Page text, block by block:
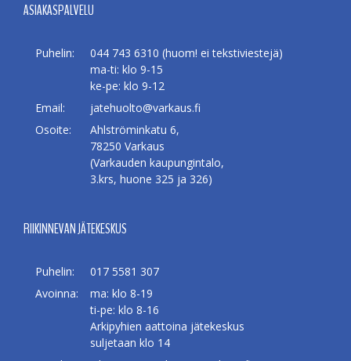
ASIAKASPALVELU
Puhelin:
044 743 6310 (huom! ei tekstiviestejä)
ma-ti: klo 9-15
ke-pe: klo 9-12
Email:
jatehuolto@varkaus.fi
Osoite:
Ahlströminkatu 6,
78250 Varkaus
(Varkauden kaupungintalo,
3.krs, huone 325 ja 326)
RIIKINNEVAN JÄTEKESKUS
Puhelin:
017 5581 307
Avoinna:
ma: klo 8-19
ti-pe: klo 8-16
Arkipyhien aattoina jätekeskus
suljetaan klo 14